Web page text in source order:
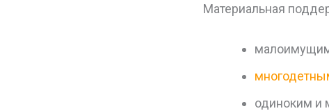
Материальная
одиноким и